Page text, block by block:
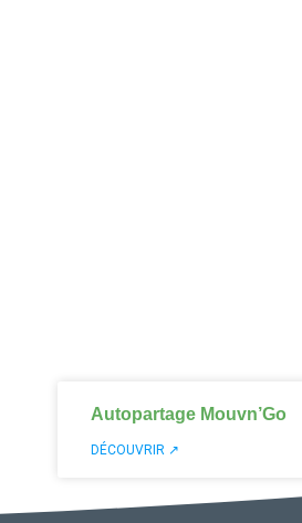
Autopartage Mouvn’Go
DÉCOUVRIR ↗